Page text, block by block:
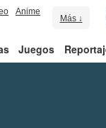
Anime
Más ↓
Juegos